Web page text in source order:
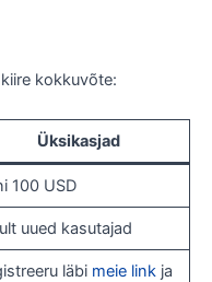
kokkuvõte:
Üksikasjad
100 USD
uued kasutajad
läbi meie link ja